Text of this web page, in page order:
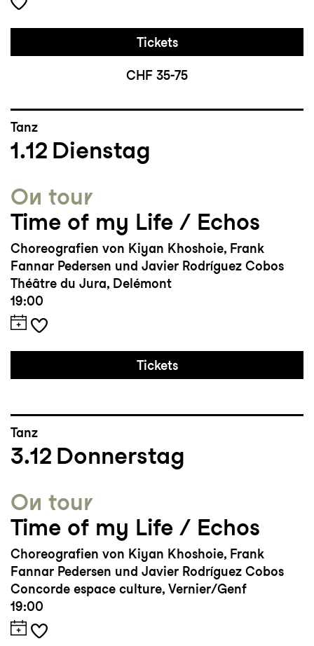
Tickets
CHF 35-75
Tanz
1.12 Dienstag
On tour
Time of my Life / Echos
Choreografien von Kiyan Khoshoie, Frank
Fannar Pedersen und Javier Rodríguez Cobos
Théâtre du Jura, Delémont
19:00
Tickets
Tanz
3.12 Donnerstag
On tour
Time of my Life / Echos
Choreografien von Kiyan Khoshoie, Frank
Fannar Pedersen und Javier Rodríguez Cobos
Concorde espace culture, Vernier/Genf
19:00